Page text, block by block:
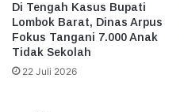
Di Tengah Kasus Bupati
Lombok Barat, Dinas Arpus
Fokus Tangani 7.000 Anak
Tidak Sekolah
22 Juli 2026